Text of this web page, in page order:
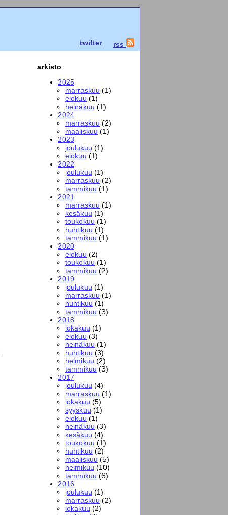
rss
twitter
arkisto
2025
marraskuu (1)
elokuu (1)
heinäkuu (1)
2024
marraskuu (2)
maaliskuu (1)
2023
joulukuu (1)
elokuu (1)
2022
joulukuu (1)
marraskuu (2)
tammikuu (1)
2021
marraskuu (1)
kesäkuu (1)
toukokuu (1)
huhtikuu (1)
tammikuu (1)
2020
elokuu (2)
toukokuu (1)
tammikuu (2)
2019
joulukuu (1)
marraskuu (1)
huhtikuu (1)
tammikuu (3)
2018
lokakuu (1)
elokuu (3)
heinäkuu (1)
huhtikuu (3)
helmikuu (2)
tammikuu (3)
2017
joulukuu (4)
marraskuu (1)
lokakuu (5)
syyskuu (1)
elokuu (1)
heinäkuu (3)
kesäkuu (4)
toukokuu (1)
huhtikuu (2)
maaliskuu (5)
helmikuu (10)
tammikuu (6)
2016
joulukuu (1)
marraskuu (2)
lokakuu (2)